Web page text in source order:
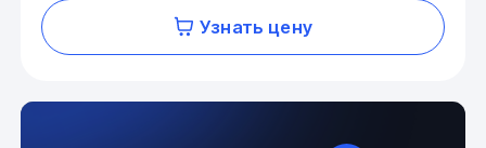
Узнать цену